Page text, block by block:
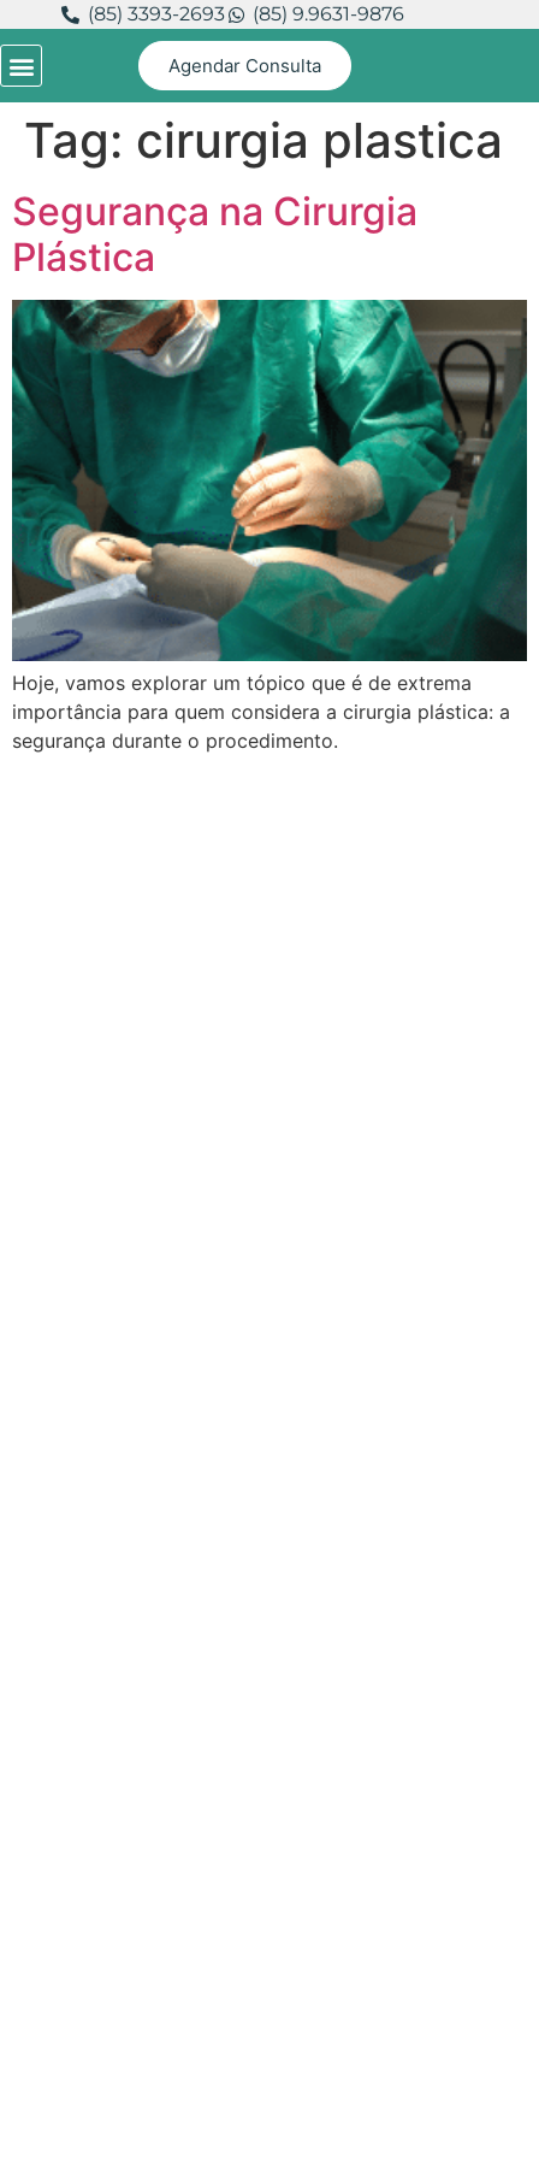
(85) 3393-2693 (85) 9.9631-9876
Agendar Consulta
Tag: cirurgia plastica
Segurança na Cirurgia
Plástica
Hoje, vamos explorar um tópico que é de extrema
importância para quem considera a cirurgia plástica: a
segurança durante o procedimento.